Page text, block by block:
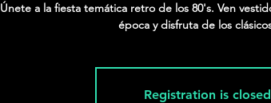
Únete a la fiesta temática retro de los 80's. Ven
época y disfruta de los
Registration is closed